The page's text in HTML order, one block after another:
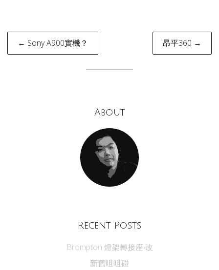
Post
navigation
← Sony A900實機？ 昂平360 →
About
Recent Posts
Brompton 燈架轉接座‧改
新舊咀咀碰